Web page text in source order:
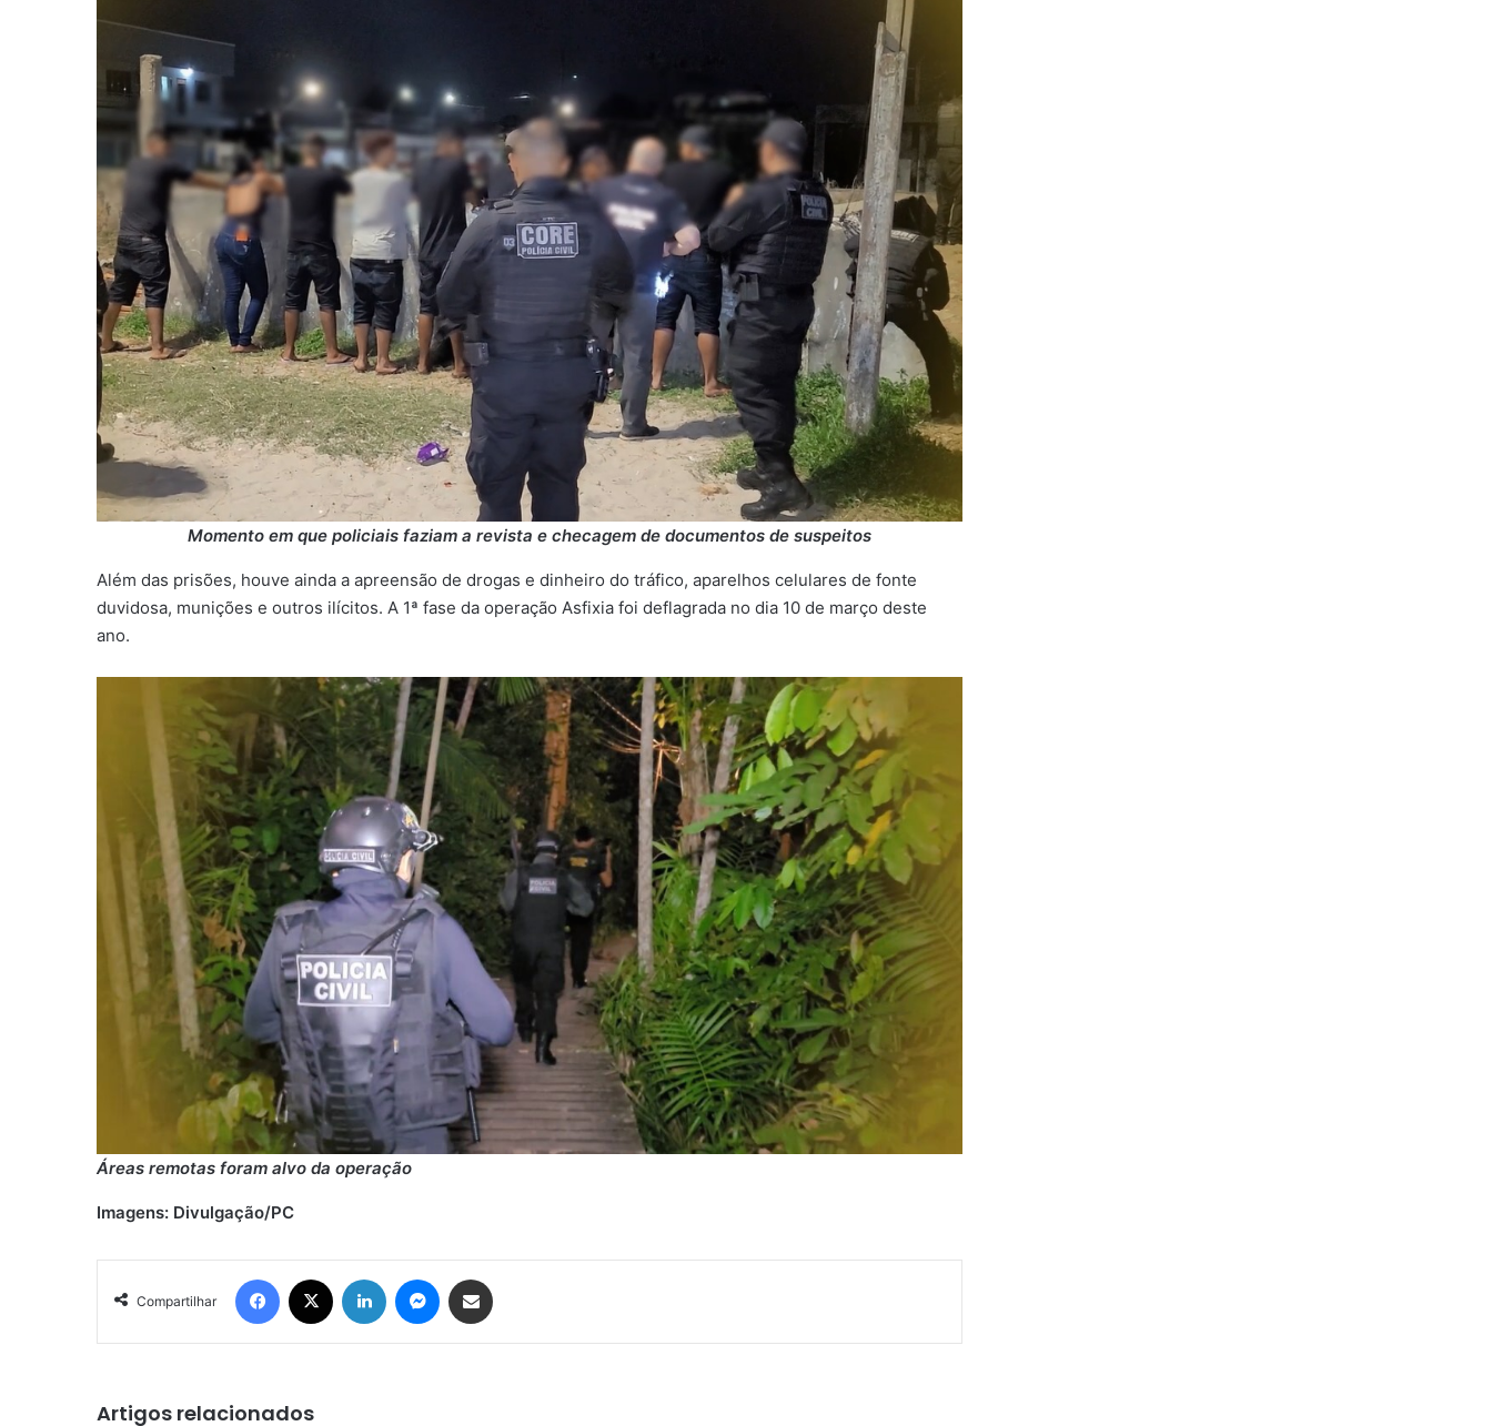
Momento em que policiais faziam a revista e checagem de documentos de suspeitos
Além das prisões, houve ainda a apreensão de drogas e dinheiro do tráfico, aparelhos celulares de fonte
duvidosa, munições e outros ilícitos. A 1ª fase da operação Asfixia foi deflagrada no dia 10 de março deste
ano.
Áreas remotas foram alvo da operação
Imagens: Divulgação/PC
Compartilhar
Facebook Linkedin Messenger
Artigos relacionados